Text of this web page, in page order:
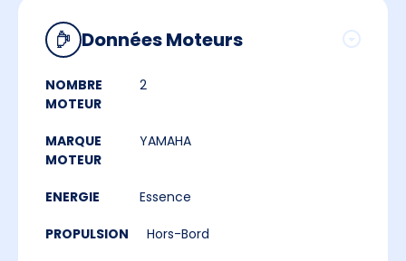
Données Moteurs
NOMBRE
MOTEUR
2
MARQUE
MOTEUR
YAMAHA
ENERGIE Essence
PROPULSION Hors-Bord